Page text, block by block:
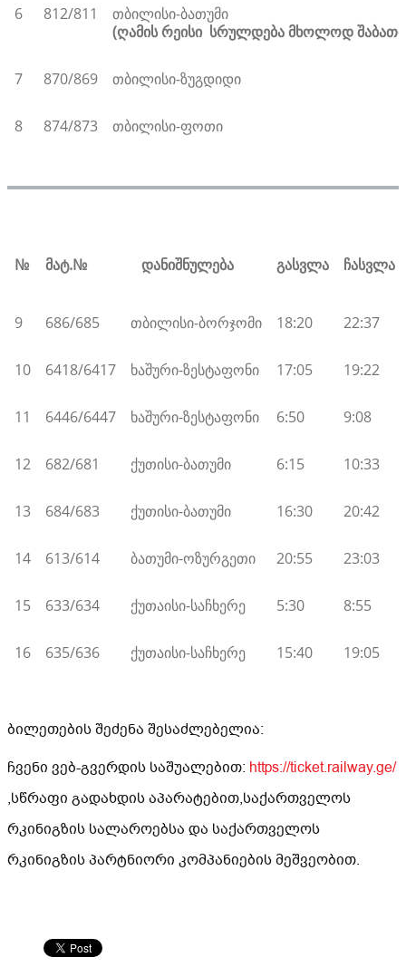
6 812/811
თბილისი-ბათუმი
(ღამის რეისი სრულდება მხოლოდ შაბათ-
7 870/869 თბილისი-ზუგდიდი
8 874/873 თბილისი-ფოთი
№ მატ.№ დანიშნულება გასვლა ჩასვლა
9 686/685 თბილისი-ბორჯომი 18:20 22:37
10 6418/6417 ხაშური-ზესტაფონი 17:05 19:22
11 6446/6447 ხაშური-ზესტაფონი 6:50 9:08
12 682/681 ქუთისი-ბათუმი 6:15 10:33
13 684/683 ქუთისი-ბათუმი 16:30 20:42
14 613/614 ბათუმი-ოზურგეთი 20:55 23:03
15 633/634 ქუთაისი-საჩხერე 5:30 8:55
16 635/636 ქუთაისი-საჩხერე 15:40 19:05
ბილეთების შეძენა შესაძლებელია:
ჩვენი ვებ-გვერდის საშუალებით: https://ticket.railway.ge/
,სწრაფი გადახდის აპარატებით,საქართველოს
რკინიგზის სალაროებსა და საქართველოს
რკინიგზის პარტნიორი კომპანიების მეშვეობით.